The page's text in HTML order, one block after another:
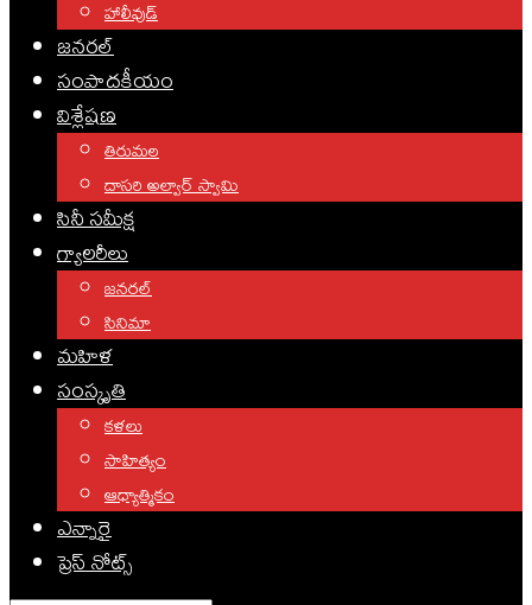
హాలీవుడ్
జనరల్
సంపాదకీయం
విశ్లేషణ
తిరుమల
దాసరి అల్వార్ స్వామి
సినీ సమీక్ష
గ్యాలరీలు
జనరల్
సినిమా
మహిళ
సంస్కృతి
కళలు
సాహిత్యం
ఆధ్యాత్మికం
ఎన్నారై
ప్రెస్ నోట్స్